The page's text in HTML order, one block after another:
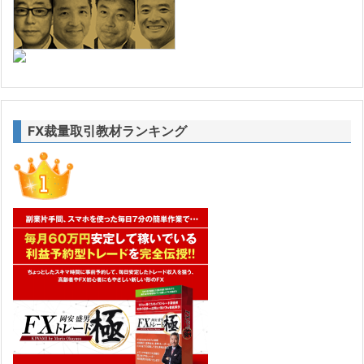
FX裁量取引教材ランキング